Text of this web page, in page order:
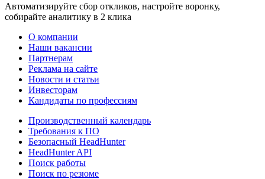
Автоматизируйте сбор откликов, настройте воронку,
собирайте аналитику в 2 клика
О компании
Наши вакансии
Партнерам
Реклама на сайте
Новости и статьи
Инвесторам
Кандидаты по профессиям
Производственный календарь
Требования к ПО
Безопасный HeadHunter
HeadHunter API
Поиск работы
Поиск по резюме